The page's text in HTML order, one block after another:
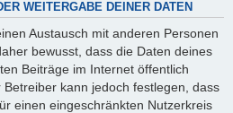
WEITERGABE DEINER DATEN
Austausch mit anderen Personen
bewusst, dass die Daten deines
Beiträge im Internet öffentlich
kann jedoch festlegen, dass
einen eingeschränkten Nutzerkreis